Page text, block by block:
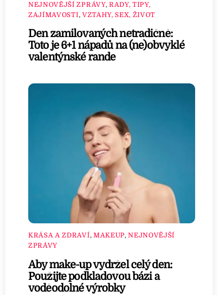
NEJNOVĚJŠÍ ZPRÁVY, RADY, TIPY,
ZAJÍMAVOSTI, VZTAHY, SEX, ŽIVOT
Den zamilovaných netradičně:
Toto je 6+1 nápadů na (ne)obvyklé
valentýnské rande
KRÁSA A ZDRAVÍ, MAKEUP,NEJNOVĚJŠÍ
ZPRÁVY
Aby make-up vydržel celý den:
Použijte podkladovou bázi a
voděodolné výrobky